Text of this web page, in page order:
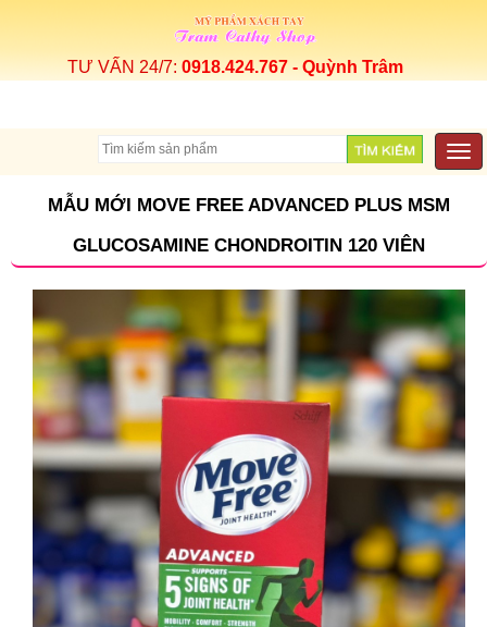
TƯ VẤN 24/7: 0918.424.767 - Quỳnh Trâm
MẪU MỚI MOVE FREE ADVANCED PLUS MSM
GLUCOSAMINE CHONDROITIN 120 VIÊN